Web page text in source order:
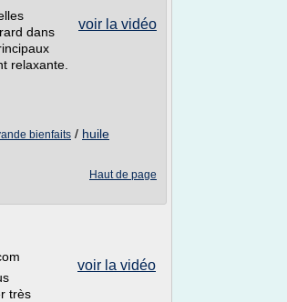
voir la vidéo
dans
relaxante.
bienfaits / huile
Haut de page
voir la vidéo
très